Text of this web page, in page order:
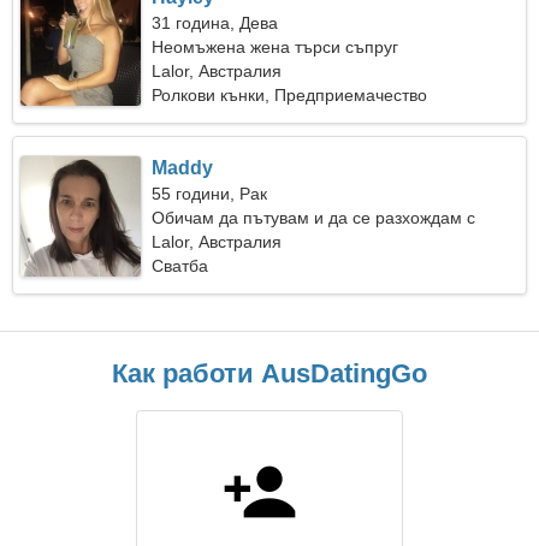
31 година, Дева
Неомъжена жена търси съпруг
Lalor, Австралия
Ролкови кънки, Предприемачество
Maddy
55 години, Рак
Обичам да пътувам и да се разхождам с
лодка
Lalor, Австралия
Сватба
Как работи AusDatingGo